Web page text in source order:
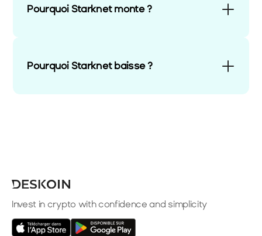
Pourquoi Starknet monte ?
Pourquoi Starknet baisse ?
Invest in crypto with confidence and simplicity